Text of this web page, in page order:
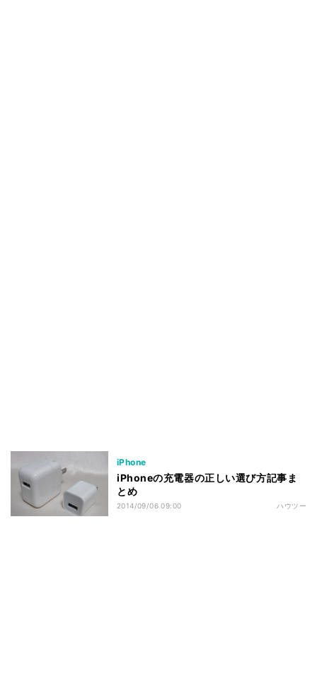
iPhone
iPhoneの充電器の正しい選び方記事ま
とめ
2014/09/06 09:00 ハウツー